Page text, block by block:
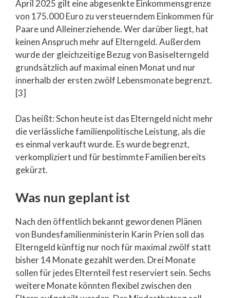
April 2025 gilt eine abgesenkte Einkommensgrenze
von 175.000 Euro zu versteuerndem Einkommen für
Paare und Alleinerziehende. Wer darüber liegt, hat
keinen Anspruch mehr auf Elterngeld. Außerdem
wurde der gleichzeitige Bezug von Basiselterngeld
grundsätzlich auf maximal einen Monat und nur
innerhalb der ersten zwölf Lebensmonate begrenzt.
[3]
Das heißt: Schon heute ist das Elterngeld nicht mehr
die verlässliche familienpolitische Leistung, als die
es einmal verkauft wurde. Es wurde begrenzt,
verkompliziert und für bestimmte Familien bereits
gekürzt.
Was nun geplant ist
Nach den öffentlich bekannt gewordenen Plänen
von Bundesfamilienministerin Karin Prien soll das
Elterngeld künftig nur noch für maximal zwölf statt
bisher 14 Monate gezahlt werden. Drei Monate
sollen für jedes Elternteil fest reserviert sein. Sechs
weitere Monate könnten flexibel zwischen den